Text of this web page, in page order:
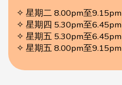
✧ 星期二 8.00pm至9.15pm
✧ 星期四 5.30pm至6.45pm
✧ 星期五 5.30pm至6.45pm
✧ 星期五 8.00pm至9.15pm